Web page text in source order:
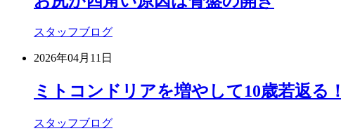
スタッフブログ
2026年04月11日
ミトコンドリアを増やして10歳若返る！
スタッフブログ